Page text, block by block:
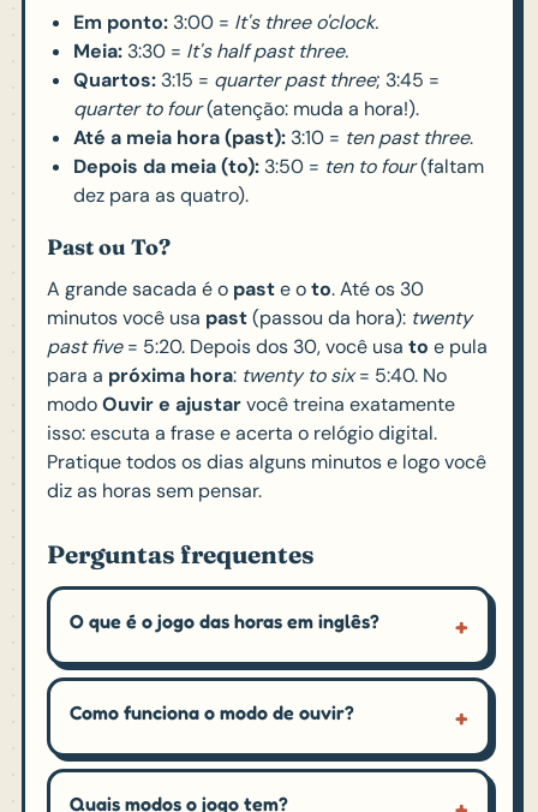
Em ponto:3:00 = It's three o'clock.
Meia:3:30 = It's half past three.
Quartos:3:15 = quarter past three; 3:45 =
quarter to four(atenção: muda a hora!).
Até a meia hora (past):3:10 = ten past three.
Depois da meia (to):3:50 = ten to four(faltam
dez para as quatro).
Past ou To?
A grande sacada é o paste oto. Até os 30
minutos você usa past(passou da hora): twenty
past five= 5:20. Depois dos 30, você usa to e pula
para a próxima hora: twenty to six= 5:40. No
modoOuvir e ajustarvocê treina exatamente
isso: escuta a frase e acerta o relógio digital.
Pratique todos os dias alguns minutos e logo você
diz as horas sem pensar.
Perguntas frequentes
O que é o jogo das horas em inglês?
Como funciona o modo de ouvir?
Quais modos o jogo tem?